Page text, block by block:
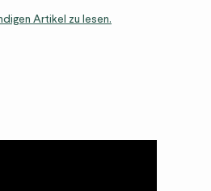
Artikel zu lesen.